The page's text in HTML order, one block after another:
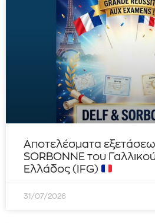
Αποτελέσματα
SORBONNE του
Ελλάδος (IFG)
31/07/2026